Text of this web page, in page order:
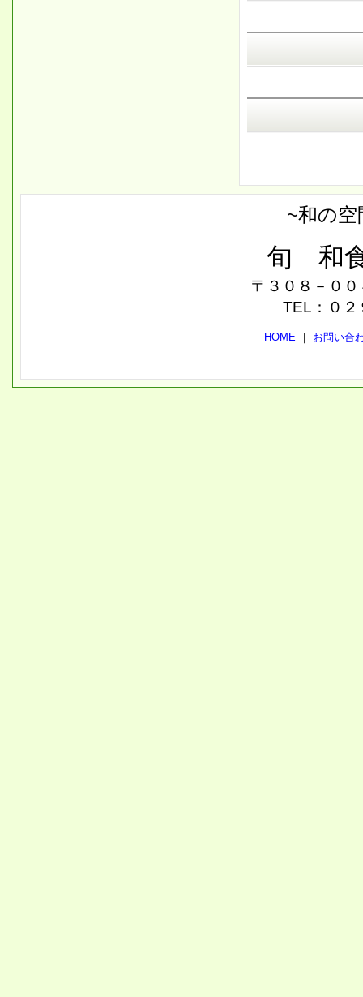
~和の
旬 和
〒３０８－０
TEL：０２
HOME ｜ お問い合